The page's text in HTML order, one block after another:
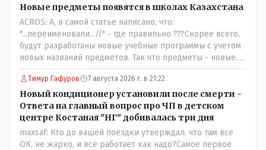
трагедии, то есть 29 июля, когда спешно установили и
воду, и новые кондиционеры, и впервые поставили
температурный режим на контроль. То есть первая
часть - информация до трагедии, вторая часть -
информация после трагедии, когда все уже было
Новые предметы появятся в школах Казахстана
ACROS: А, в самой статье написано, что:
"...переименовали...//" - где правильно ???Скорее всего,
будут разработаны новые учебные программы с учетом
новых названий предметов. Так что предметы - новые.
Хоть и переименованные)
Тимур Гафуров 7 августа 2026 г. в 21:22
Новый кондиционер установили после смерти -
Ответа на главный вопрос про ЧП в детском
центре Костаная "НГ" добивалась три дня
maxsaf: Кто до вашей поездки утверждал, что там все
ОК, не жарко, и всё работает как надо?Самое первое